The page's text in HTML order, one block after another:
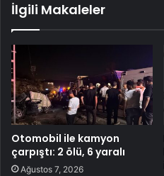
İlgili Makaleler
Otomobil ile kamyon
çarpıştı: 2 ölü, 6 yaralı
Ağustos 7, 2026